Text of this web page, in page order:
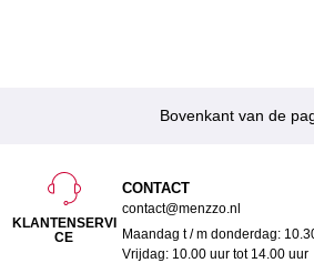
Bovenkant van de
KLANTENSERVI
CE
CONTACT
contact@menzzo.nl
Maandag t / m donderdag:
Vrijdag: 10.00 uur tot 14.00 uur